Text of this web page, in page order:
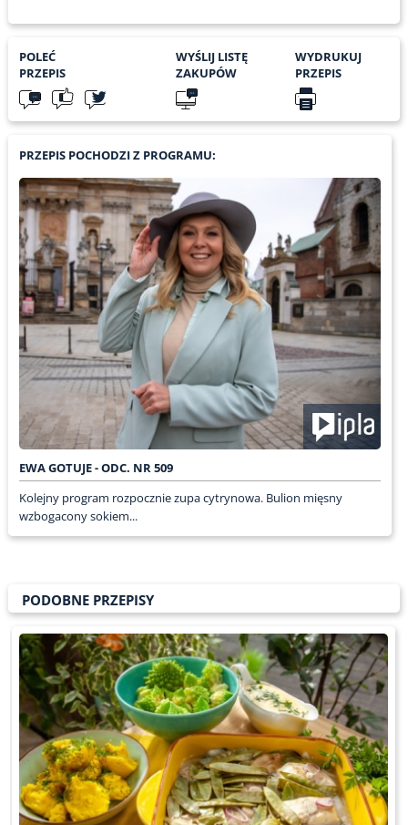
POLEĆ
PRZEPIS
WYŚLIJ LISTĘ
ZAKUPÓW
WYDRUKUJ
PRZEPIS
PRZEPIS POCHODZI Z PROGRAMU:
EWA GOTUJE - ODC. NR 509
Kolejny program rozpocznie zupa cytrynowa. Bulion mięsny
wzbogacony sokiem...
PODOBNE PRZEPISY